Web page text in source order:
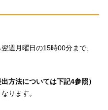
週月曜日の15時00分まで、
法については下記4参照）
ります。